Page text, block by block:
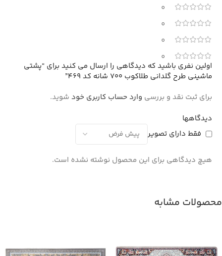
0
0
0
0
دیدگاهها
فقط دارای تصویر
هیچ دیدگاهی برای این محصول نوشته نشده است.
اولین نفری باشید که دیدگاهی را ارسال می کنید برای “پشتی
ماشینی طرح گلدانی طلاکوب 700 شانه کد 469”
برای ثبت نقد و بررسی وارد حساب کاربری خود شوید.
محصولات مشابه